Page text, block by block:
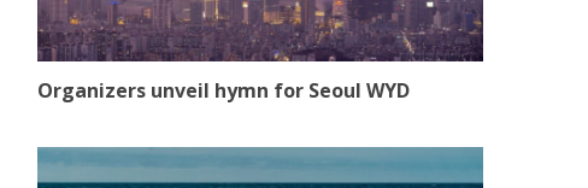
Organizers unveil hymn for Seoul WYD